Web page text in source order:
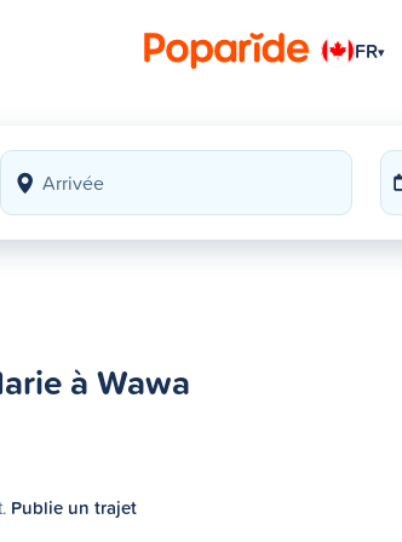
FR▾
à Wawa
Publie un trajet